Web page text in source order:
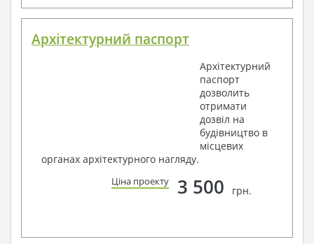
Архітектурний паспорт
Архітектурний
паспорт
дозволить
отримати
дозвіл на
будівництво в
місцевих
органах архітектурного нагляду.
Ціна проекту 3 500 грн.